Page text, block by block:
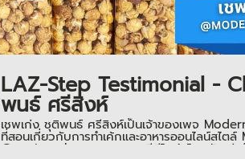
LAZ-Step Testimonial -
พนธ์ ศรีสิงห์
เชพเก่ง ชุติพนธ์ ศรีสิงห์เป็นเจ้าของเพจ
ที่สอนเกี่ยวกับการทำเค้กและอาหารออนไลน์สไ
@marinycake เลยนะคะ กดวีดีโอเข้าไปดูกัน ว่า